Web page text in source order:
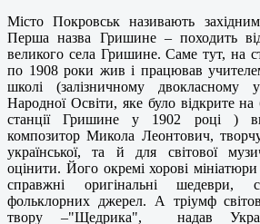
Місто Покровськ називають
Перша назва Гришине – походить
великого села Гришине. Саме тут, на
по 1908 роки жив і працював учителем
школі (залізничному двокласному
Народної Освіти, яке було відкрите на
станції Гришине у 1902 році )
композитор Микола Леонтович,
української, та й для світової
оцінити. Його окремі хорові
справжні оригінальні шедеври,
фольклорних джерел. А тріумф
твору –"Щедрика", надав